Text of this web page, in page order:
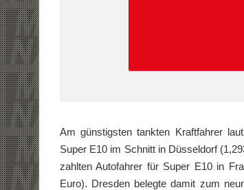
Am günstigsten tankten Kraftfahrer
Super E10 im Schnitt in Düsseldorf
zahlten Autofahrer für Super E10 in
Euro). Dresden belegte damit zum